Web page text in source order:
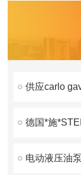
供应carlo
德国*施
电动液压油